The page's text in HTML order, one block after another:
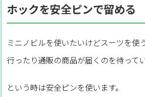
が閉まらない・・・派遣社員として働いているとス
くらいしか着ないのでこういうドキッとすることが時
ホックを安全ピンで留める
ミニノビルを使いたいけどスーツを使
行ったり通販の商品が届くのを待って
という時は安全ピンを使います。